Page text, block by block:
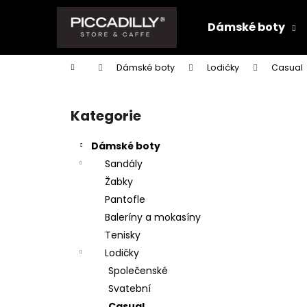
Dámské boty
Domů Dámské boty Lodičky Casual
Přeskočit
kategorie
Kategorie
Dámské boty
Sandály
Žabky
Pantofle
Baleríny a mokasíny
Tenisky
Lodičky
Společenské
Svatební
í
do
do